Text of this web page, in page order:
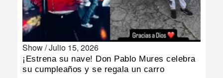
Show /Julio 15, 2026
¡Estrena su nave! Don Pablo Mures celebra
su cumpleaños y se regala un carro